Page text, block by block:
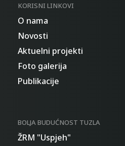
KORISNI LINKOVI
O nama
Novosti
Aktuelni projekti
Foto galerija
Publikacije
BOLJA BUDUĆNOST TUZLA
ŽRM "Uspjeh"